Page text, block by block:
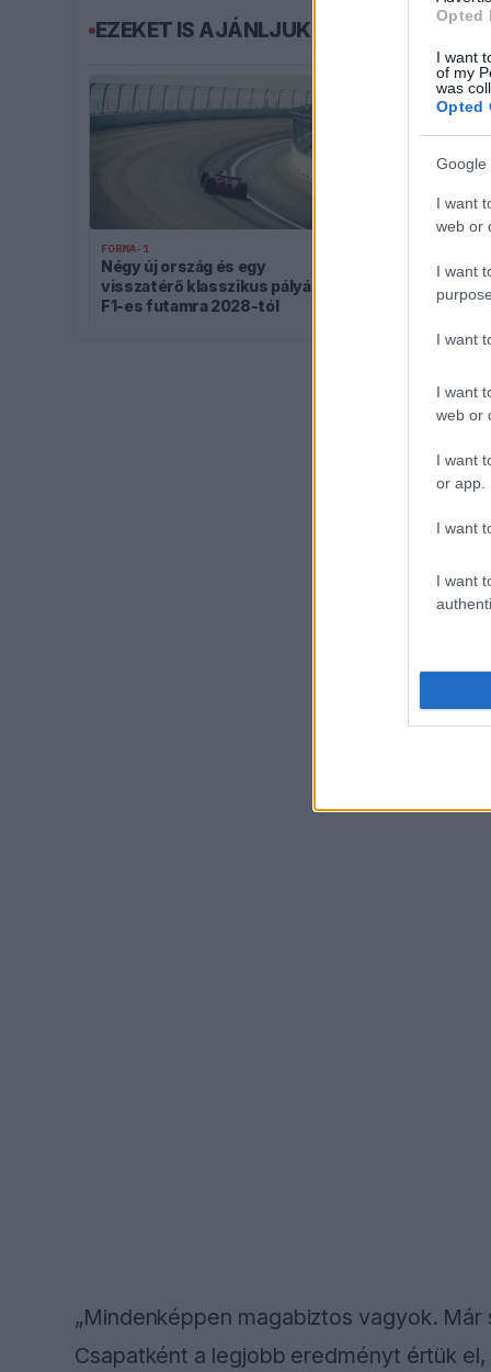
Opted
I want
of my
was
Opted
Google
I want
web or
I want
I want
I want
web or
I want
or app.
I want
I want
EZEKET IS AJÁNLJUK
FORMA-1
Négy új ország és egy
visszatérő klasszikus pályázik
F1-es futamra 2028-tól
Kockázatos
Ferrari,
másolhatja
„Mindenképpen magabiztos vagyok.
Csapatként a legjobb eredményt értük